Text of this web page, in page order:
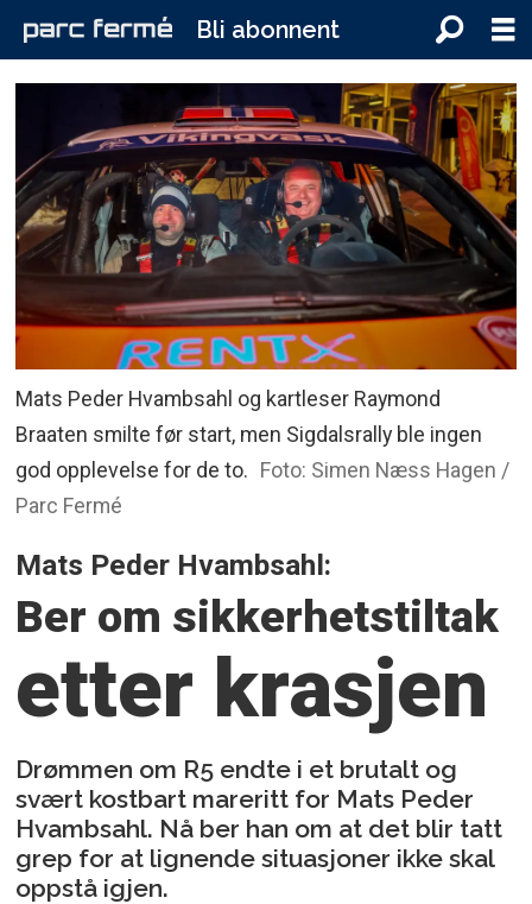
Bli abonnent
Mats Peder Hvambsahl og kartleser Raymond
Braaten smilte før start, men Sigdalsrally ble ingen
god opplevelse for de to. Foto: Simen Næss Hagen /
Parc Fermé
Mats Peder Hvambsahl:
Ber om sikkerhetstiltak
etter krasjen
Drømmen om R5 endte i et brutalt og
svært kostbart mareritt for Mats Peder
Hvambsahl. Nå ber han om at det blir tatt
grep for at lignende situasjoner ikke skal
oppstå igjen.